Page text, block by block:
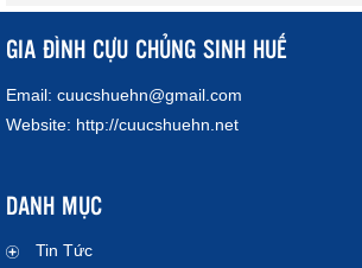
GIA ĐÌNH CỰU CHỦNG SINH HUẾ
Email: cuucshuehn@gmail.com
Website: http://cuucshuehn.net
DANH MỤC
Tin Tức